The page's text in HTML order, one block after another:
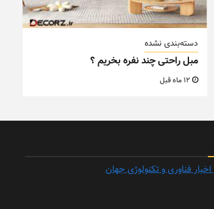
دسته‌بندی نشده
مبل راحتی چند نفره بخریم ؟
فناوری و تکنولوژی جهان